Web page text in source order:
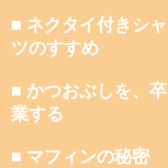
■ ネクタイ付きシャ
ツのすすめ
■ かつおぶしを、卒
業する
■ マフィンの秘密